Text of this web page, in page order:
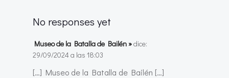
las
entradas
No responses yet
Museo de la Batalla de Bailén »dice:
29/09/2024 a las 18:03
[…] Museo de la Batalla de Bailén […]